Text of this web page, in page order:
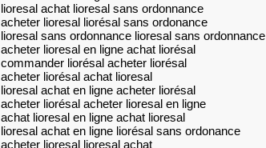
lioresal achat lioresal sans ordonnance
acheter lioresal liorésal sans ordonance
lioresal sans ordonnance lioresal sans ordonnance
acheter lioresal en ligne achat liorésal
commander liorésal acheter liorésal
acheter liorésal achat lioresal
lioresal achat en ligne acheter liorésal
acheter liorésal acheter lioresal en ligne
achat lioresal en ligne achat lioresal
lioresal achat en ligne liorésal sans ordonance
acheter lioresal lioresal achat